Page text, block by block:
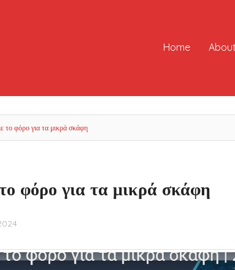
Home
το φόρο για τα μικρά σκάφη
φόρο για τα μικρά σκάφη